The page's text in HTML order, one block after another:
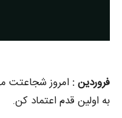
فروردین : امروز شجاعتت
به اولین قدم اعتماد کن.